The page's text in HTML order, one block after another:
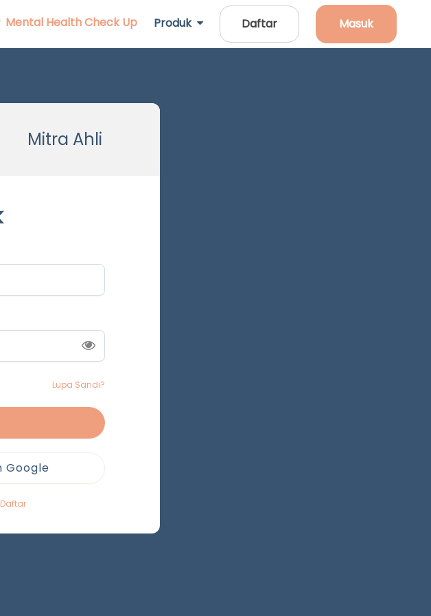
Mental Health Check Up Produk Daftar Masuk
Mitra Ahli
Lupa Sandi?
Google
Daftar